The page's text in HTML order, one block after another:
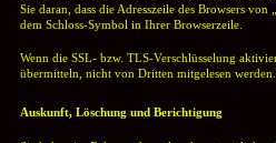
Sie daran, dass die Adresszeile des Browsers
dem Schloss-Symbol in Ihrer Browserzeile.
Wenn die SSL- bzw. TLS-Verschlüsselung
übermitteln, nicht von Dritten mitgelesen werden.
Auskunft, Löschung und Berichtigung